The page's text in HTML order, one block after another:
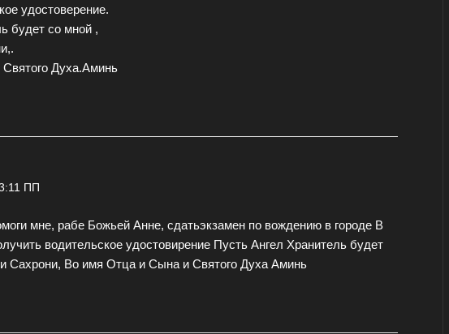
удостоверение.
будет со мной ,
Духа.Аминь
ПП
мне, рабе Божьей Анне, сдатьэкзамен по вождению в городе В
водительское удостовирение Пусть Ангел Хранитель будет
Сахрони, Во имя Отца и Сына и Святого Духа Аминь